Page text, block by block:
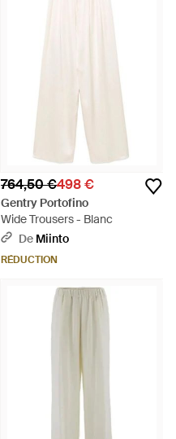
764,50 €498 €
Gentry Portofino
Wide Trousers - Blanc
De Miinto
RÉDUCTION